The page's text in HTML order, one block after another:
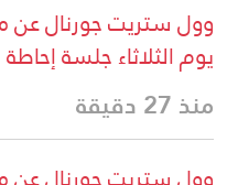
وول ستريت جورنال عن
يوم الثلاثاء جلسة
منذ 27 دقيقة